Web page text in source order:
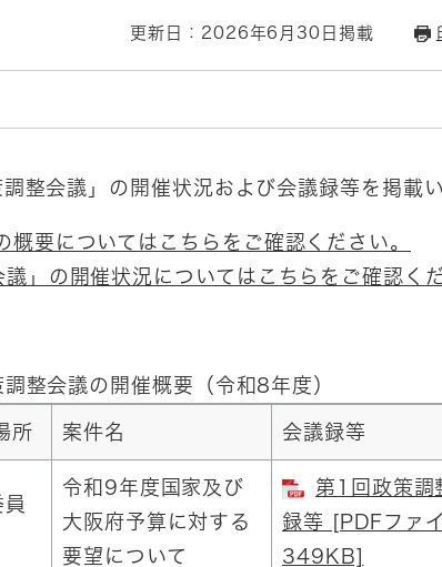
ュニティ・ボラン
とじる
更新日：2026年6月30日掲載
整会議」の開催状況および会議録等を掲載い
概要についてはこちらをご確認ください。
」の開催状況についてはこちらをご確認くだ
調整会議の開催概要（令和8年度）
所 案件名 会議録等
令和9年度国家及び
大阪府予算に対する
要望について
第1回政策調
録等 [PDFファ
349KB]